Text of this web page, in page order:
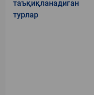
таъқиқланадиган
турлар